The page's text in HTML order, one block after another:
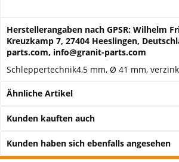
Herstellerangaben nach GPSR: Wilhelm
Kreuzkamp 7, 27404 Heeslingen,
parts.com, info@granit-parts.com
Schleppertechnik4,5 mm, Ø 41 mm,
Ähnliche Artikel
Kunden kauften auch
Kunden haben sich ebenfalls angesehen